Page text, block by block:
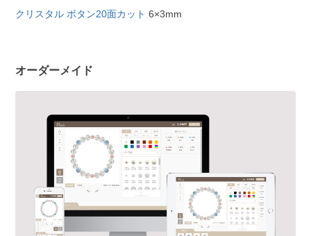
クリスタル ボタン20面カット 6×3mm
オーダーメイド